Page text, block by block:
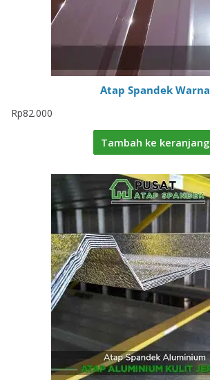
Atap Spandek Warna
Rp82.000
Tambah ke keranjang